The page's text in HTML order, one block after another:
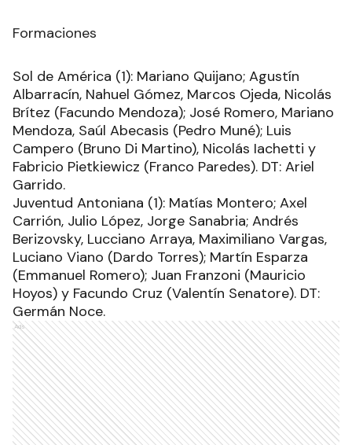
Formaciones
Sol de América (1): Mariano Quijano; Agustín
Albarracín, Nahuel Gómez, Marcos Ojeda, Nicolás
Brítez (Facundo Mendoza); José Romero, Mariano
Mendoza, Saúl Abecasis (Pedro Muné); Luis
Campero (Bruno Di Martino), Nicolás Iachetti y
Fabricio Pietkiewicz (Franco Paredes). DT: Ariel
Garrido.
Juventud Antoniana (1): Matías Montero; Axel
Carrión, Julio López, Jorge Sanabria; Andrés
Berizovsky, Lucciano Arraya, Maximiliano Vargas,
Luciano Viano (Dardo Torres); Martín Esparza
(Emmanuel Romero); Juan Franzoni (Mauricio
Hoyos) y Facundo Cruz (Valentín Senatore). DT:
Germán Noce.
Ads